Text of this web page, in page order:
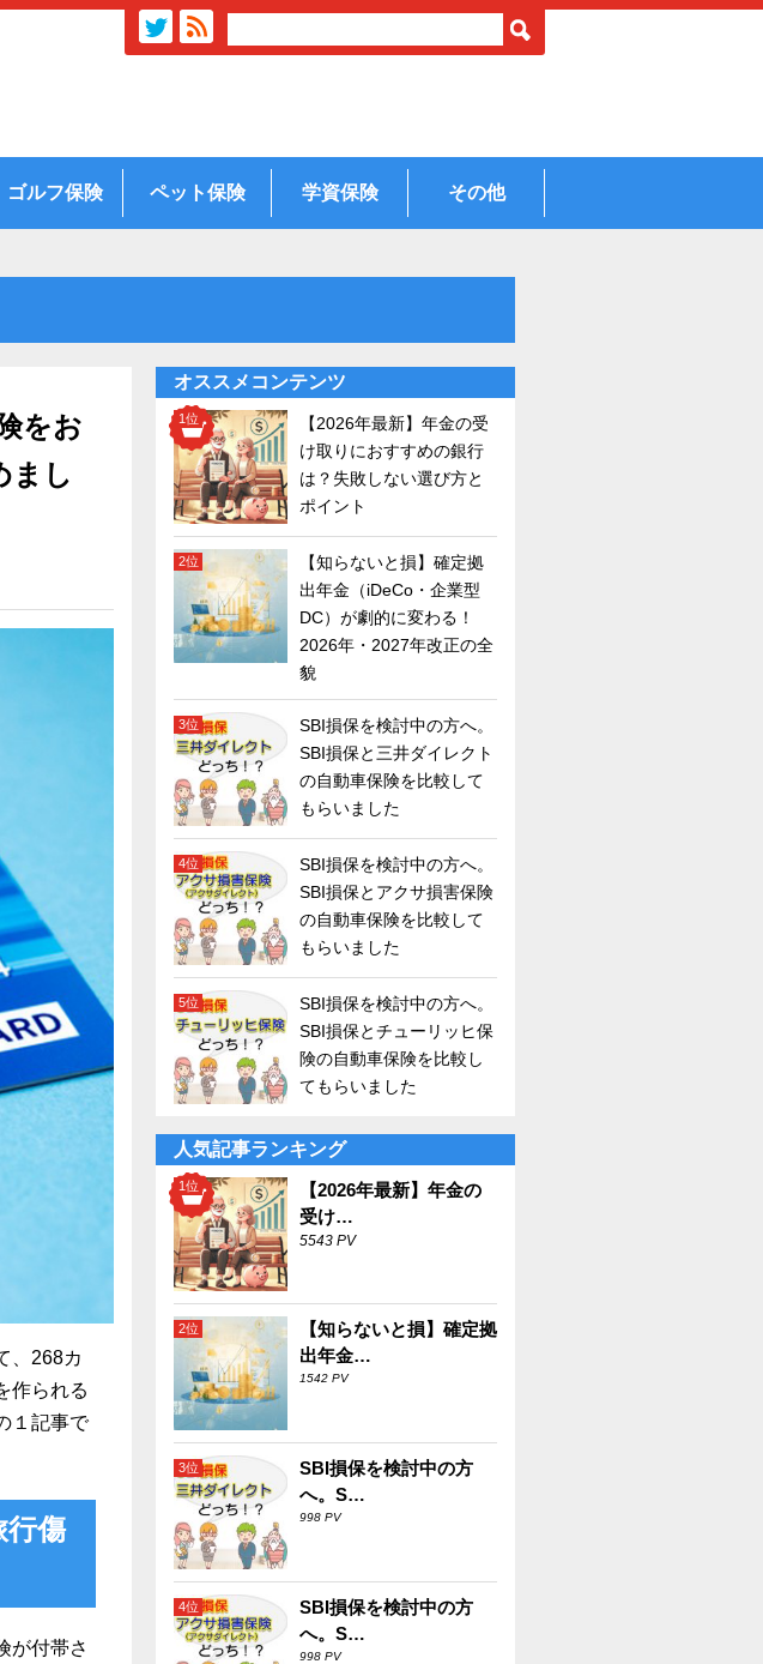
ゴルフ保険 ペット保険 学資保険 その他
をお
まし
、268カ
作られる
１記事で
行傷
が付帯さ
オススメコンテンツ
【2026年最新】年金の受
け取りにおすすめの銀行
は？失敗しない選び方と
ポイント
【知らないと損】確定拠
出年金（iDeCo・企業型
DC）が劇的に変わる！
2026年・2027年改正の全
貌
SBI損保を検討中の方へ。
SBI損保と三井ダイレクト
の自動車保険を比較して
もらいました
SBI損保を検討中の方へ。
SBI損保とアクサ損害保険
の自動車保険を比較して
もらいました
SBI損保を検討中の方へ。
SBI損保とチューリッヒ保
険の自動車保険を比較し
てもらいました
人気記事ランキング
【2026年最新】年金の
受け…
5543 PV
【知らないと損】確定拠
出年金…
1542 PV
SBI損保を検討中の方
へ。S…
998 PV
SBI損保を検討中の方
へ。S…
998 PV